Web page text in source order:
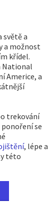
světě a
a možnost
křídel.
National
Americe, a
trekování
se
, lépe a
této